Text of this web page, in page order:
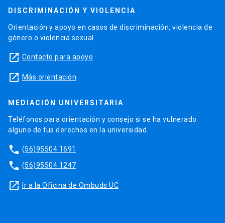
DISCRIMINACIÓN Y VIOLENCIA
Orientación y apoyo en casos de discriminación, violencia de
género o violencia sexual.
launch Contacto para apoyo
launch Más orientación
MEDIACIÓN UNIVERSITARIA
Teléfonos para orientación y consejo si se ha vulnerado
alguno de tus derechos en la universidad.
phone (56)95504 1691
phone (56)95504 1247
launch Ir a la Oficina de Ombuds UC